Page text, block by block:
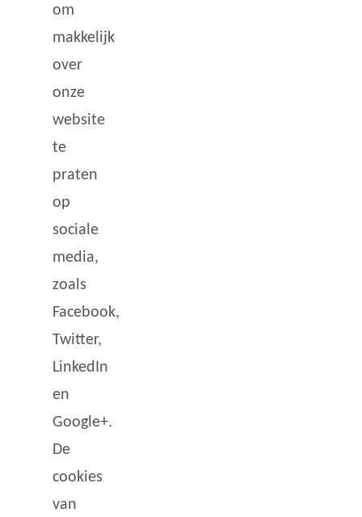
om
makkelijk
over
onze
website
te
praten
op
sociale
media,
zoals
Facebook,
Twitter,
LinkedIn
en
Google+.
De
cookies
van